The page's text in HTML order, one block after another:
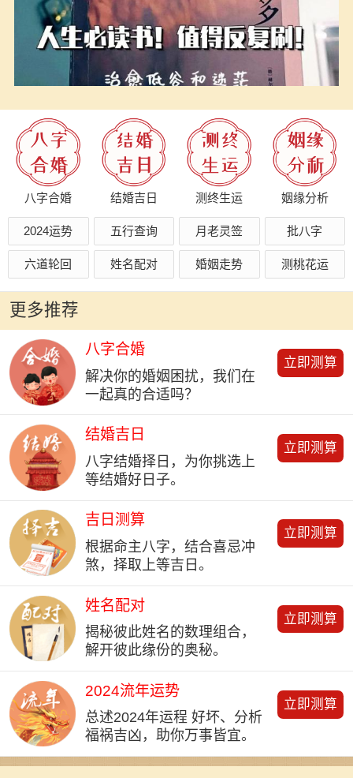
八字合婚 结婚吉日 测终生运 姻缘分析
2024运势 五行查询 月老灵签 批八字
六道轮回 姓名配对 婚姻走势 测桃花运
更多推荐
八字合婚
解决你的婚姻困扰，我们在
一起真的合适吗？
立即测算
结婚吉日
八字结婚择日，为你挑选上
等结婚好日子。
立即测算
吉日测算
根据命主八字，结合喜忌冲
煞，择取上等吉日。
立即测算
姓名配对
揭秘彼此姓名的数理组合，
解开彼此缘份的奥秘。
立即测算
2024流年运势
总述2024年运程 好坏、分析
福祸吉凶，助你万事皆宜。
立即测算